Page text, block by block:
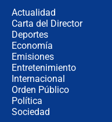
Actualidad
Carta del Director
Deportes
Economía
Emisiones
Entretenimiento
Internacional
Orden Público
Política
Sociedad